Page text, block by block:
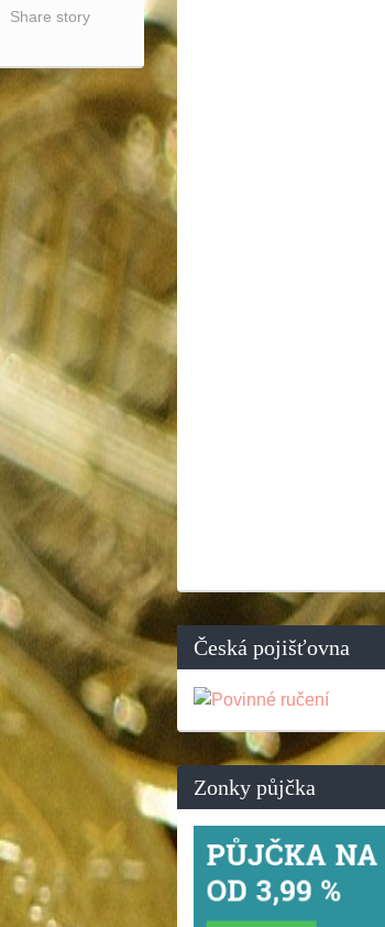
Share story
Česká pojišťovna
Zonky půjčka